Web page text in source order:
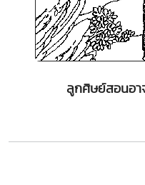
ลูกศิษย์สอนอา